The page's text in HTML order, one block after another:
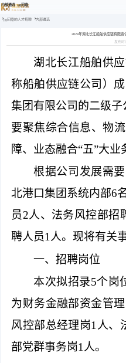
内部遴选 -pg问鼎
pg问鼎的人才招聘 内部遴选
2024年湖北长江船舶供应链有限责
发布时
湖北长江船舶供
称船舶供应链公司）
集团有限公司的二级
要聚焦综合信息、物
障、业态融合“五”大业
根据公司发展需
北港口集团系统内部6
员2人、法务风控部招
聘人员1人。现将有关
一、招聘岗位
本次拟招录5个岗
为财务金融部资金管
风控部总经理岗1人、
部党群事务岗1人。